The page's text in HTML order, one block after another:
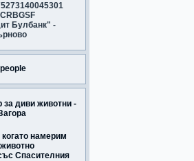
Булбанк" -
намерим
Спасителния